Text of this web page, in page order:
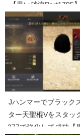
【黒い砂漠Part1795】
Jハンマーでブラック
ター天聖棍Vをスタッ
277で強化して成功【